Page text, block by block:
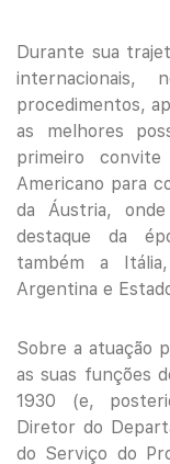
Durante sua
procedimentos,
as melhores
primeiro
Americano para
da Áustria,
destaque da
também a
Argentina e
Sobre a atuação
as suas funções
1930 (e,
Diretor do
do Serviço do